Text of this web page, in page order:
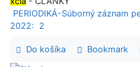
PERIODIKÁ-Súborný záznam
2022:
2
Do košíka Bookmark